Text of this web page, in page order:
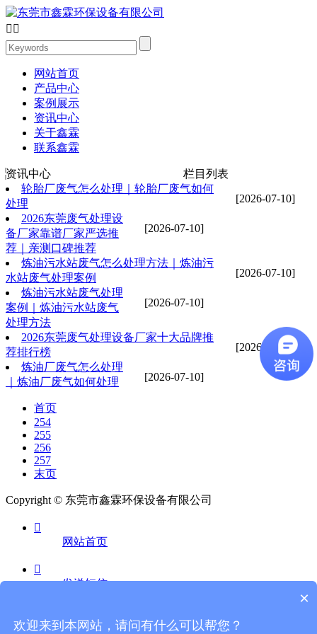
 
网站首页
产品中心
案例展示
资讯中心
关于鑫霖
联系鑫霖
资讯中心 栏目列表
[2026-07-10]
轮胎厂废气怎么处理｜轮胎厂废气如何
处理
[2026-07-10]
2026东莞废气处理设
备厂家靠谱厂家严选推
荐｜亲测口碑推荐
[2026-07-10]
炼油污水站废气怎么处理方法｜炼油污
水站废气处理案例
[2026-07-10]
炼油污水站废气处理
案例｜炼油污水站废气
处理方法
[2026-07-10]
2026东莞废气处理设备厂家十大品牌推
荐排行榜
[2026-07-10]
炼油厂废气怎么处理
｜炼油厂废气如何处理
首页
254
255
256
257
末页
Copyright © 东莞市鑫霖环保设备有限公司

网站首页

发送短信
电话咨询
×
欢迎来到本网站，请问有什么可以帮您？